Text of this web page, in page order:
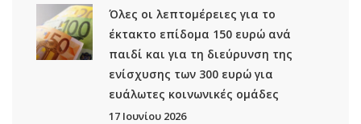
Όλες οι λεπτομέρειες για το
έκτακτο επίδομα 150 ευρώ ανά
παιδί και για τη διεύρυνση της
ενίσχυσης των 300 ευρώ για
ευάλωτες κοινωνικές ομάδες
17 Ιουνίου 2026